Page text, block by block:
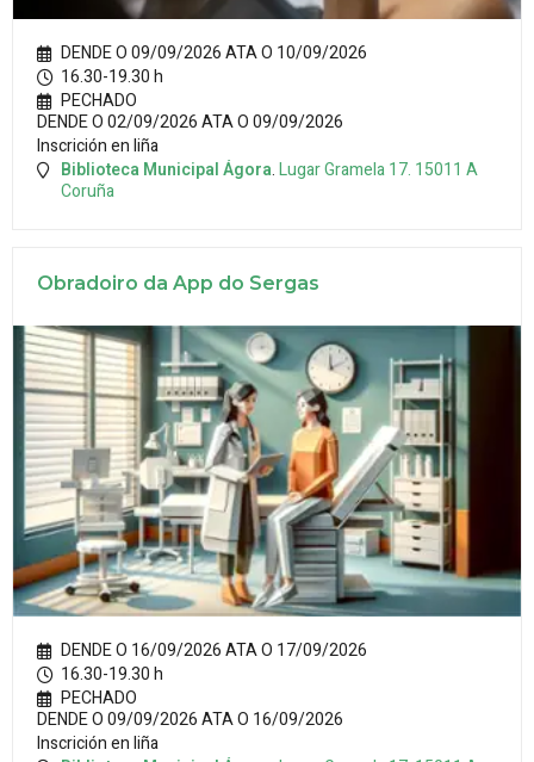
DENDE O 09/09/2026 ATA O 10/09/2026
16.30-19.30 h
PECHADO
DENDE O 02/09/2026 ATA O 09/09/2026
Inscrición en liña
Biblioteca Municipal Ágora.Lugar Gramela 17. 15011 A
Coruña
Obradoiro da App do Sergas
DENDE O 16/09/2026 ATA O 17/09/2026
16.30-19.30 h
PECHADO
DENDE O 09/09/2026 ATA O 16/09/2026
Inscrición en liña